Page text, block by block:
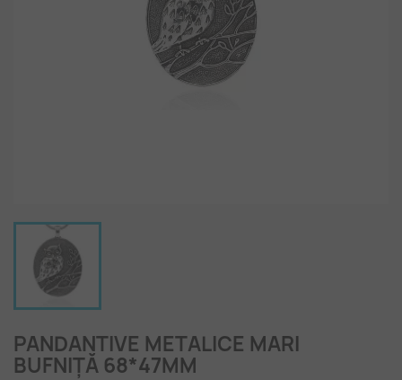
PANDANTIVE METALICE MARI
BUFNIȚĂ 68*47MM